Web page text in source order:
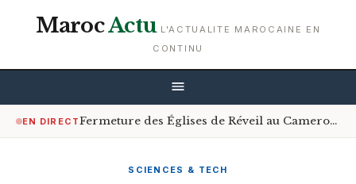
MarocActu L'ACTUALITE MAROCAINE EN
CONTINU
EN DIRECT Fermeture des Églises de Réveil au Cameroun : Le Gouvernement Encourage le Respect de la Loi
SCIENCES & TECH